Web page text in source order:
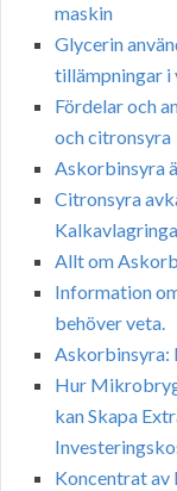
maskin
Glycerin
tillämpningar i
Fördelar och
och citronsyra
Askorbinsyra
Citronsyra
Allt om
Information
behöver veta.
Askorbinsyra:
Hur
kan Skapa
Koncentrat av